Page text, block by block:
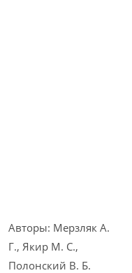
Авторы: Мерзляк А.
Г., Якир М. С.,
Полонский В. Б.